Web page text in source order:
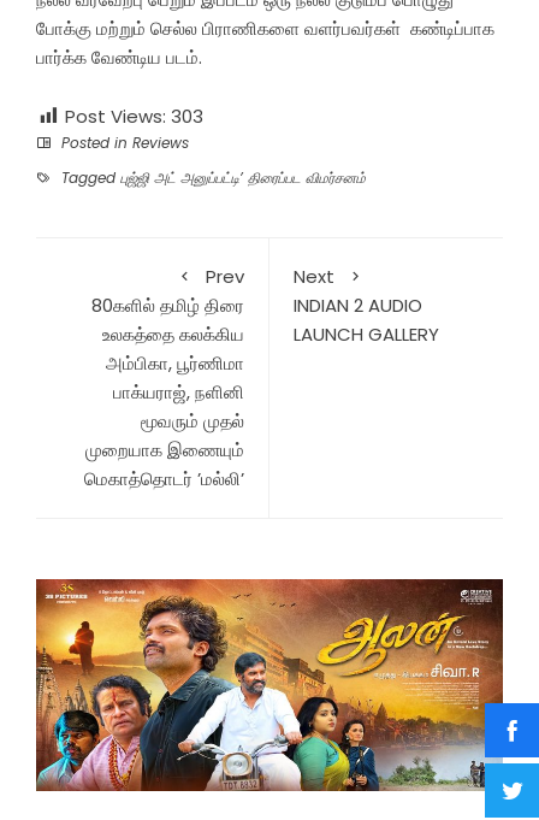
போக்கு மற்றும் செல்ல பிராணிகளை வளர்பவர்கள் கண்டிப்பாக
பார்க்க வேண்டிய படம்.
Post Views: 303
Posted in Reviews
Tagged புஜ்ஜி அட் அனுப்பட்டி’ திரைப்பட விமர்சனம்
Prev
80களில் தமிழ் திரை
உலகத்தை கலக்கிய
அம்பிகா, பூர்ணிமா
பாக்யராஜ், நளினி
மூவரும் முதல்
முறையாக இணையும்
மெகாத்தொடர் ’மல்லி’
Next
INDIAN 2 AUDIO
LAUNCH GALLERY